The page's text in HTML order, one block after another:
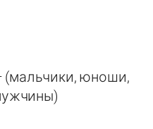
(мальчики, юноши,